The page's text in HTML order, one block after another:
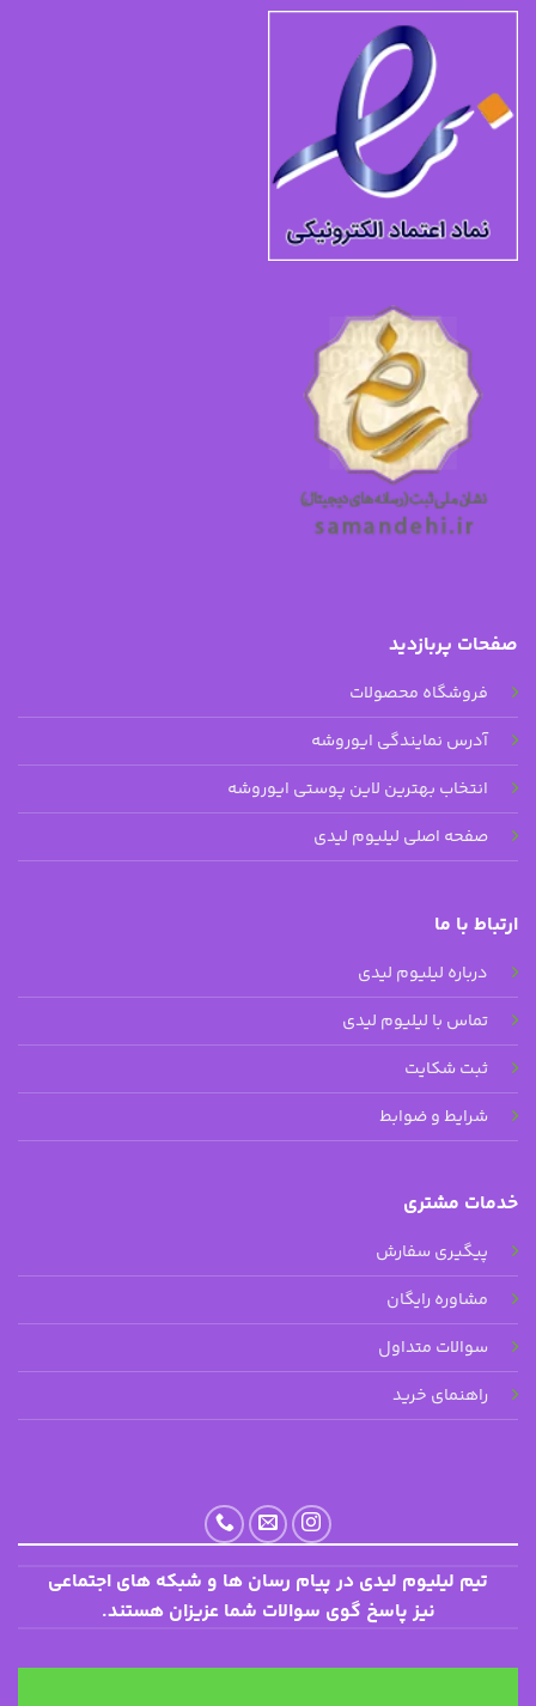
ارتباط با ما
درباره لیلیوم لیدی
تماس با لیلیوم لیدی
ثبت شکایت
شرایط و ضوابط
خدمات مشتری
پیگیری سفارش
مشاوره رایگان
سوالات متداول
راهنمای خرید
صفحات پربازدید
فروشگاه محصولات
آدرس نمایندگی ایوروشه
انتخاب بهترین لاین پوستی ایوروشه
صفحه اصلی لیلیوم لیدی
تیم لیلیوم لیدی در پیام رسان ها و شبکه های اجتماعی
نیز پاسخ گوی سوالات شما عزیزان هستند.